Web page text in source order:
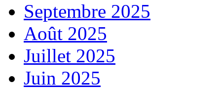
Septembre 2025
Août 2025
Juillet 2025
Juin 2025